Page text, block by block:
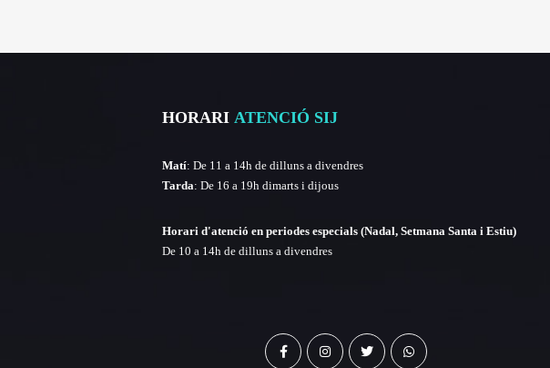
HORARIATENCIÓ SIJ
Matí: De 11 a 14h de dilluns a divendres
Tarda: De 16 a 19h dimarts i dijous
Horari d'atenció en periodes especials (Nadal, Setmana Santa i Estiu)
De 10 a 14h de dilluns a divendres